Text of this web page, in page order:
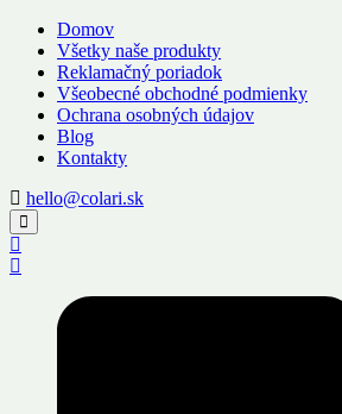
Domov
Všetky naše produkty
Reklamačný poriadok
Všeobecné obchodné podmienky
Ochrana osobných údajov
Blog
Kontakty
hello@colari.sk